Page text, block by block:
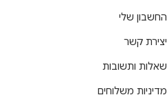
החשבון שלי
יצירת קשר
שאלות ותשובות
מדיניות משלוחים